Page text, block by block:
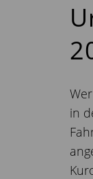
in